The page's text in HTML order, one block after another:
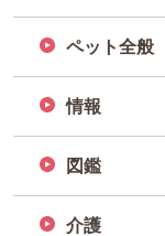
ペット全般
情報
図鑑
介護